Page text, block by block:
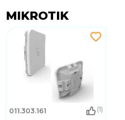
MIKROTIK
011.303.161 (1)